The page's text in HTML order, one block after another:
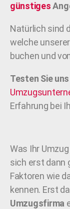
günstiges
Natürlich sind
welche unserer
buchen und
Testen Sie uns
Erfahrung bei
Was Ihr
sich erst dann
Faktoren wie
kennen. Erst
Umzugsfirma